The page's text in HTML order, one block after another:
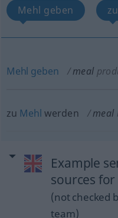
Mehl geben
Mehl geben meal
zu Mehl werden meal
Example
sources
(not checked
team)